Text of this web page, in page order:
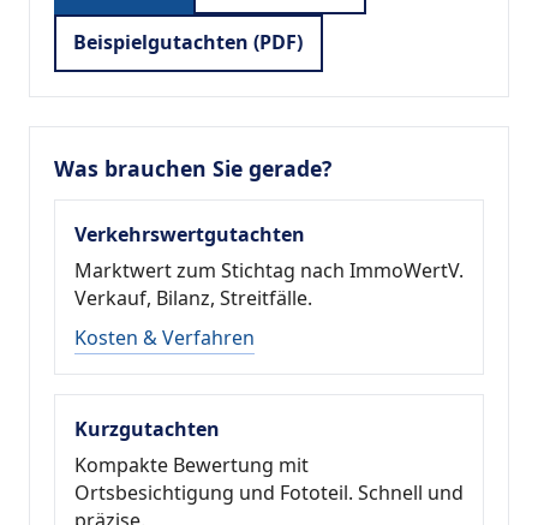
Beispielgutachten (PDF)
Was brauchen Sie gerade?
Verkehrswertgutachten
Marktwert zum Stichtag nach ImmoWertV.
Verkauf, Bilanz, Streitfälle.
Kosten & Verfahren
Kurzgutachten
Kompakte Bewertung mit
Ortsbesichtigung und Fototeil. Schnell und